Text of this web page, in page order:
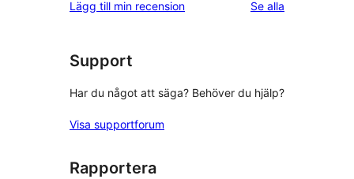
stjärniga
Lägg till min recension Se alla
Support
Har du något att säga? Behöver du hjälp?
Visa supportforum
Rapportera